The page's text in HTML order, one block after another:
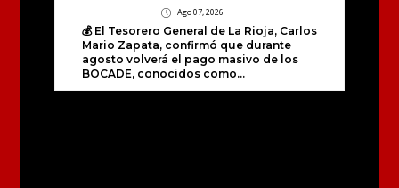
Ago 07, 2026
💰 El Tesorero General de La Rioja, Carlos
Mario Zapata, confirmó que durante
agosto volverá el pago masivo de los
BOCADE, conocidos como...